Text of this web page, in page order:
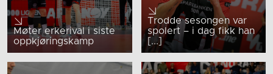
Møter erkerival i siste
oppkjøringskamp
Trodde sesongen var
spolert – i dag fikk han
[...]